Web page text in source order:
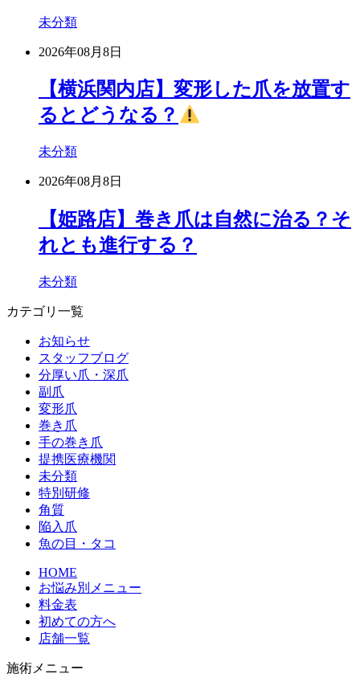
未分類
2026年08月8日
【横浜関内店】変形した爪を放置す
るとどうなる？
未分類
2026年08月8日
【姫路店】巻き爪は自然に治る？そ
れとも進行する？
未分類
カテゴリ一覧
お知らせ
スタッフブログ
分厚い爪・深爪
副爪
変形爪
巻き爪
手の巻き爪
提携医療機関
未分類
特別研修
角質
陥入爪
魚の目・タコ
HOME
お悩み別メニュー
料金表
初めての方へ
店舗一覧
施術メニュー